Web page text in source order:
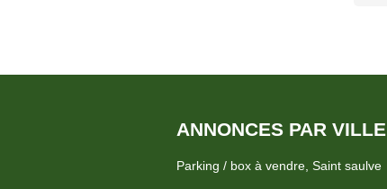
ANNONCES PAR VILLE
Parking / box à vendre, Saint saulve